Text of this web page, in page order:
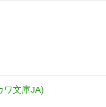
ワ文庫JA)